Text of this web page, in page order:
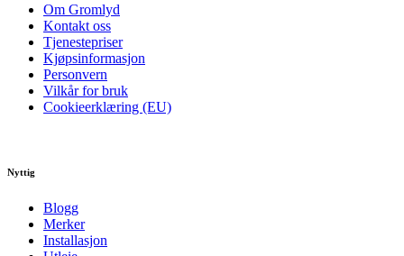
Om Gromlyd
Kontakt oss
Tjenestepriser
Kjøpsinformasjon
Personvern
Vilkår for bruk
Cookieerklæring (EU)
Nyttig
Blogg
Merker
Installasjon